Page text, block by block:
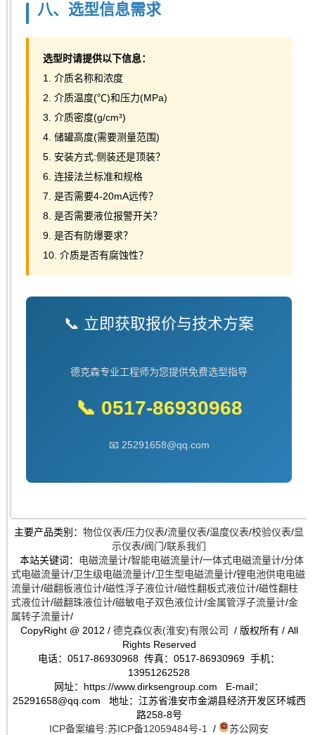
八、选型信息需求
选型时请提供以下信息：
1. 介质名称和浓度
2. 介质温度(℃)和压力(MPa)
3. 介质密度(g/cm³)
4. 储罐高度(需要测量范围)
5. 安装方式:侧装还是顶装？
6. 连接法兰标准和规格
7. 是否需要4-20mA远传？
8. 是否需要液位报警开关？
9. 是否有防爆要求？
10. 介质是否有腐蚀性？
📞 立即获取报价与技术方案
德克森专业工程师为您提供免费选型指导
📞 0517-86930968
📧 25291658@qq.com
主要产品类别： 物位仪表/压力仪表/流量仪表/温度仪表/校验仪表/显
示仪表/阀门/联系我们
本站关键词： 电磁流量计/智能电磁流量计/一体式电磁流量计/分体
式电磁流量计/卫生级电磁流量计/卫生型电磁流量计/锂电池供电电磁
流量计/磁翻板液位计/磁性浮子液位计/磁性翻板式液位计/磁性翻柱
式液位计/磁翻珠液位计/磁敏电子双色液位计/金属管浮子流量计/金
属转子流量计/
CopyRight @ 2012 / 德克森仪表(淮安)有限公司 / 版权所有 / All
Rights Reserved
电话：0517-86930968 传真：0517-86930969 手机：
13951262528
网址：https://www.dirksengroup.com E-mail：
25291658@qq.com 地址：江苏省淮安市金湖县经济开发区环城西
路258-8号
ICP备案编号:苏ICP备12059484号-1
/ 苏公网安